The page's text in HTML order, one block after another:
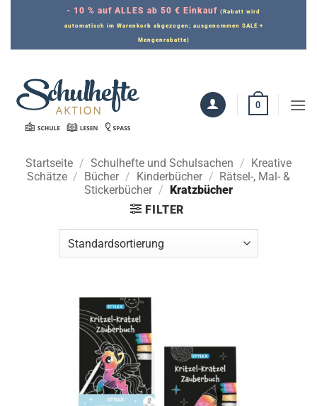
- 10 % auf ALLES ab 50 € Einkauf (Rabatt wird
automatisch im Warenkorb abgezogen; ausgenommen SALE +
Mengenrabatte)
0
Startseite / Schulhefte und Schulsachen / Kreative
Schätze / Bücher / Kinderbücher / Rätsel-, Mal- &
Stickerbücher / Kratzbücher
FILTER